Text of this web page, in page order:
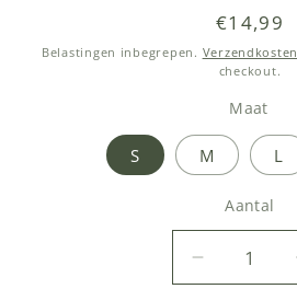
Normale
prijs
€14,99
Belastingen inbegrepen. Verzendkosten
checkout.
Maat
S M L
Aantal
Aantal
Aantal